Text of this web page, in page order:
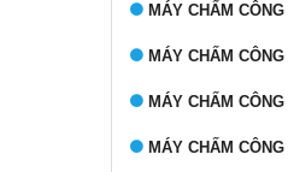
MÁY CHẤM
MÁY CHẤM
MÁY CHẤM
MÁY CHẤM